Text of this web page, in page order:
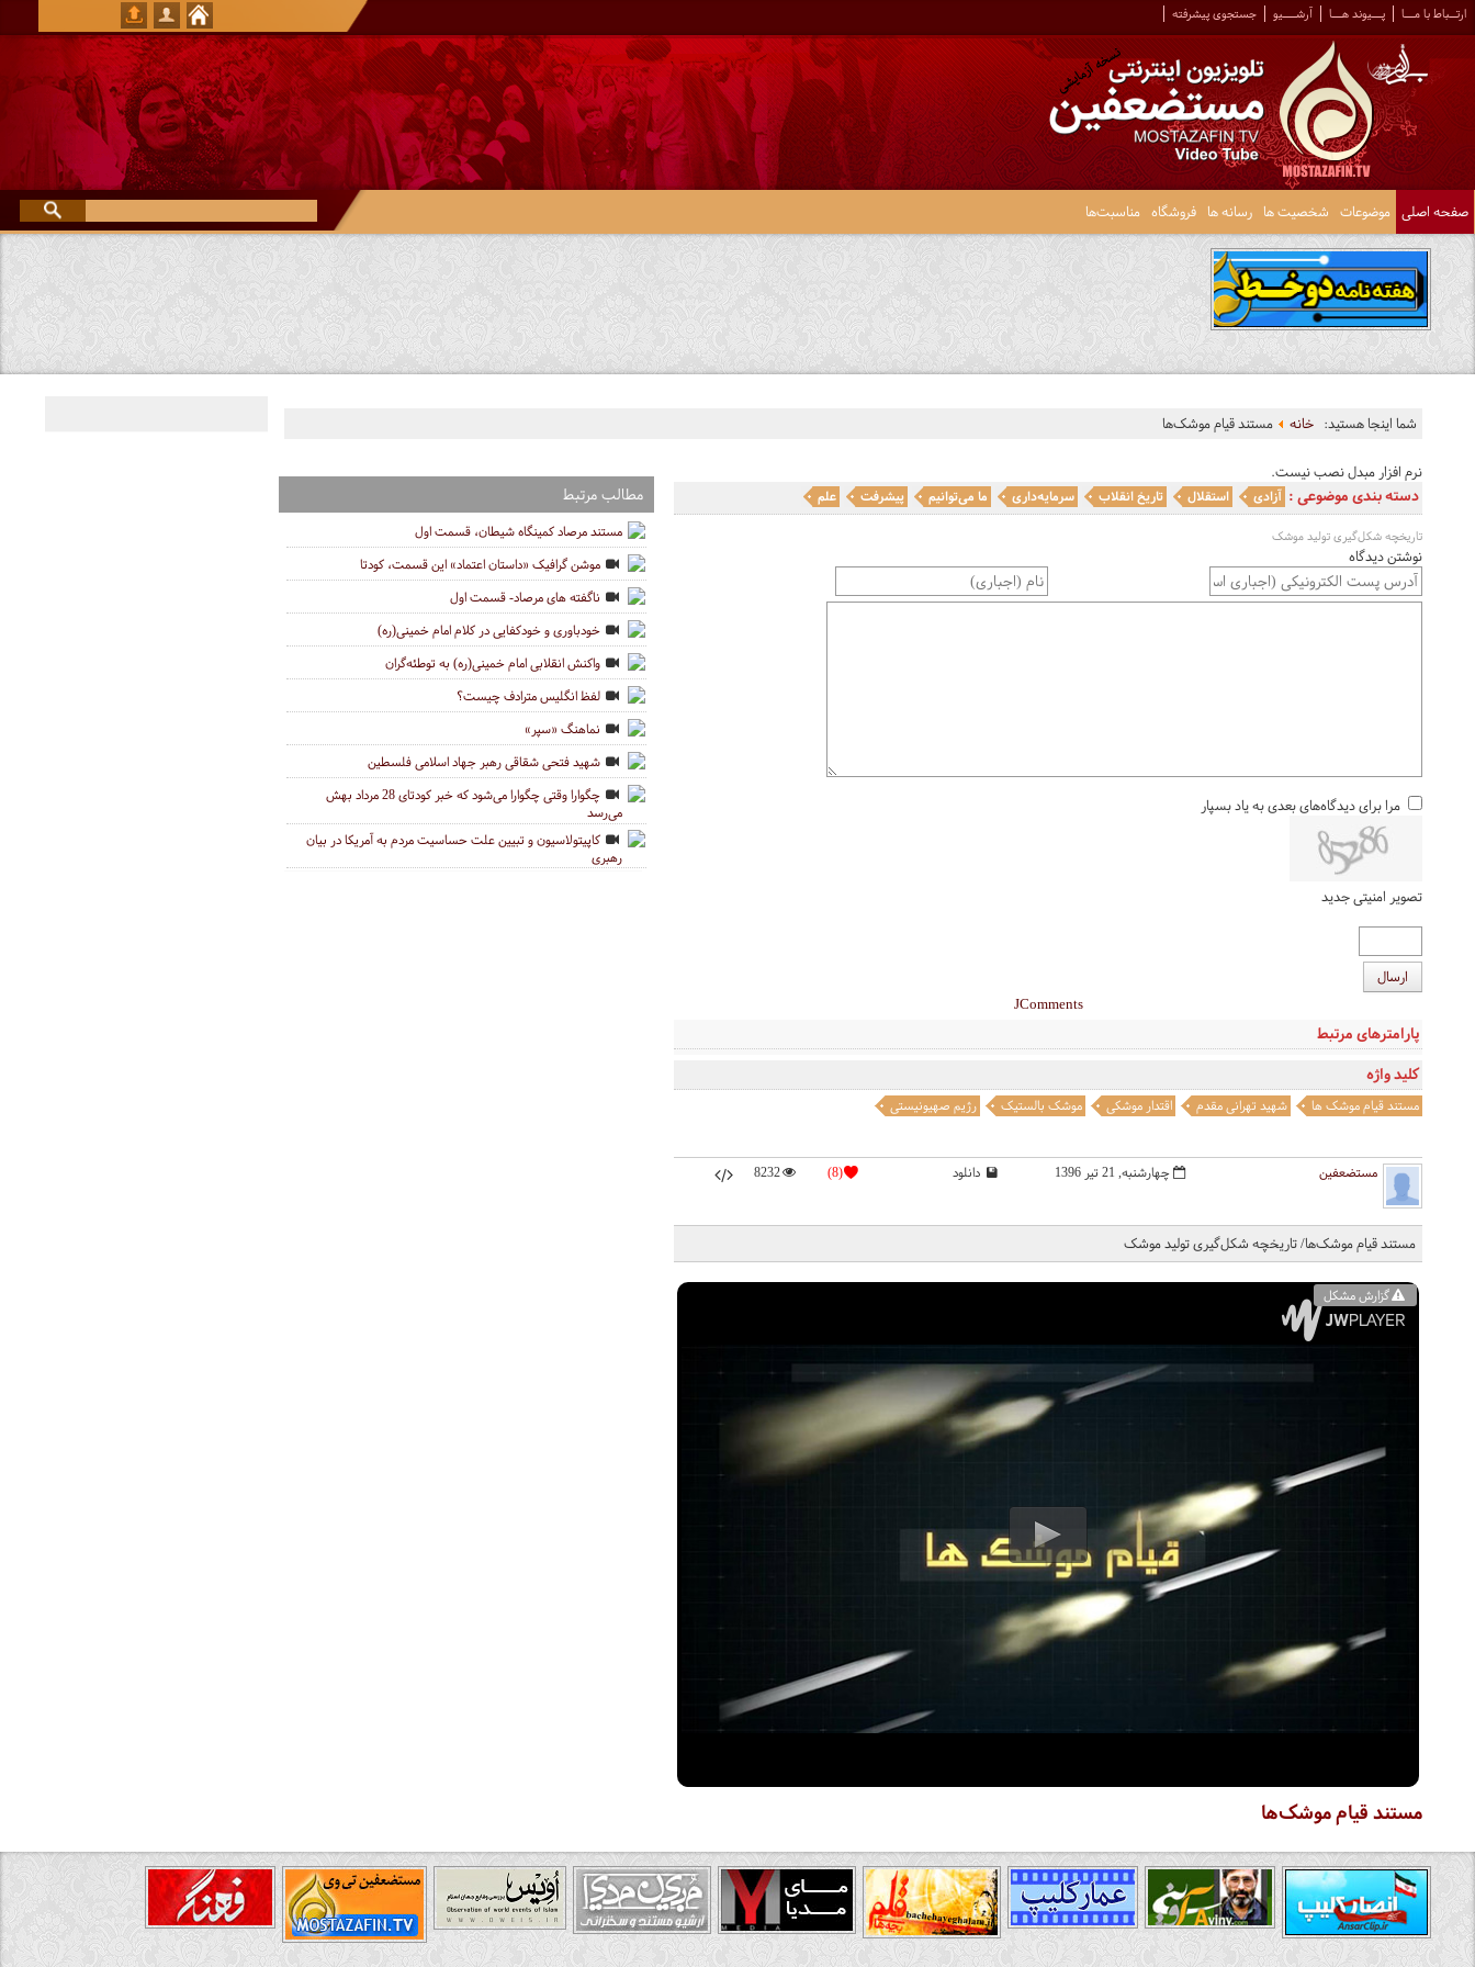
ارتــباط با مـــا پـــیوند هـــا آرشــــیو جستجوی پیشرفته
صفحه اصلی موضوعات شخصیت ها رسانه ها فروشگاه مناسبت‌ها
شما اینجا هستید: خانه مستند قیام موشک‌ها
نرم افزار مبدل نصب نیست.
مطالب مرتبط
مستند مرصاد کمینگاه شیطان، قسمت اول
موشن گرافیک «داستان اعتماد» این قسمت، کودتا
ناگفته های مرصاد- قسمت اول
خودباوری و خودکفایی در کلام امام خمینی‌(ره)
واکنش انقلابی امام خمینی(ره) به توطئه‌گران
لفظ انگلیس مترادف چیست؟
نماهنگ «سپر»
شهید فتحی شقاقی رهبر جهاد اسلامی فلسطین
چگوارا وقتی چگوارا می‌شود که خبر کودتای 28 مرداد بهش
می‌رسد
کاپیتولاسیون و تبیین علت حساسیت مردم به آمریکا در بیان
رهبری
دسته بندی موضوعی : آزادی استقلال تاریخ انقلاب سرمایه‌داری ما می‌توانیم پیشرفت علم
تاریخچه شکل‌گیری تولید موشک
مستند قیام موشک‌ها
گزارش مشکل
مستند قیام موشک‌ها/ تاریخچه شکل‌گیری تولید موشک
مستضعفین چهارشنبه, 21 تیر 1396 دانلود (8)
8232
کلید واژه
مستند قیام موشک ها شهید تهرانی مقدم اقتدار موشکی موشک بالستیک رژیم صهیونیستی
پارامترهای مرتبط
نوشتن دیدگاه
مرا برای دیدگاه‌های بعدی به یاد بسپار
تصویر امنیتی جدید
ارسال
JComments